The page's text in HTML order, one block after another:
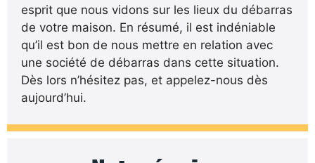
esprit que nous vidons sur les lieux du débarras
de votre maison. En résumé, il est indéniable
qu’il est bon de nous mettre en relation avec
une société de débarras dans cette situation.
Dès lors n’hésitez pas, et appelez-nous dès
aujourd’hui.